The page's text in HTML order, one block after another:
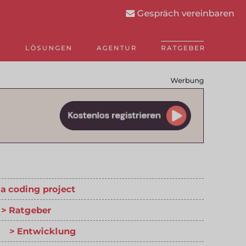
LÖSUNGEN AGENTUR RATGEBER
Gespräch vereinbaren
Werbung
a coding project
Ratgeber
Entwicklung